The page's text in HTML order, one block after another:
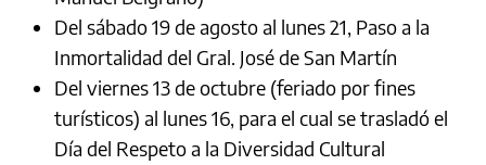
Del sábado 19 de agosto al lunes 21, Paso a la
Inmortalidad del Gral. José de San Martín
Del viernes 13 de octubre (feriado por fines
turísticos) al lunes 16, para el cual se trasladó el
Día del Respeto a la Diversidad Cultural